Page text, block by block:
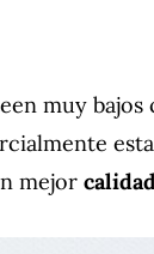
muy
mejor